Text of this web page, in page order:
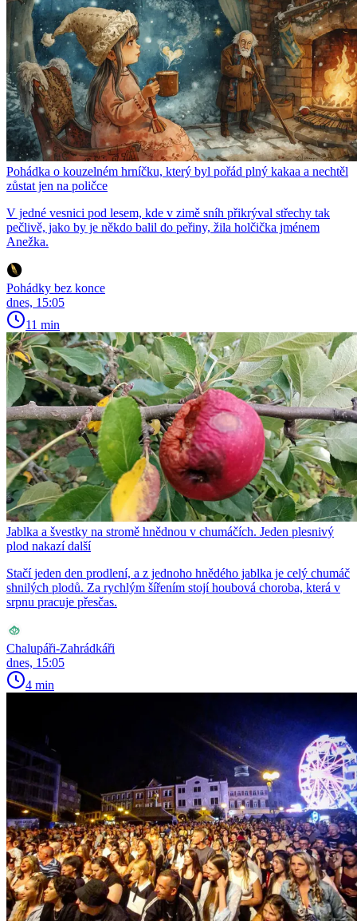
Pohádka o kouzelném hrníčku, který byl pořád plný kakaa a nechtěl
zůstat jen na poličce
V jedné vesnici pod lesem, kde v zimě sníh přikrýval střechy tak
pečlivě, jako by je někdo balil do peřiny, žila holčička jménem
Anežka.
Pohádky bez konce
dnes, 15:05
11 min
Jablka a švestky na stromě hnědnou v chumáčích. Jeden plesnivý
plod nakazí další
Stačí jeden den prodlení, a z jednoho hnědého jablka je celý chumáč
shnilých plodů. Za rychlým šířením stojí houbová choroba, která v
srpnu pracuje přesčas.
Chalupáři-Zahrádkáři
dnes, 15:05
4 min